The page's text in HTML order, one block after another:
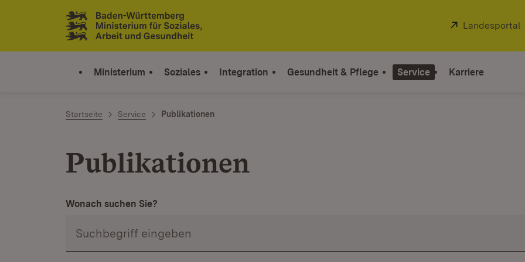
Zum Inhalt springen
Link zur Startseite
Extern:
Landesportal
Ministerium Soziales Integration Gesundheit & Pflege Service Karriere
Startseite Service Publikationen
Publikationen
Wonach suchen Sie?